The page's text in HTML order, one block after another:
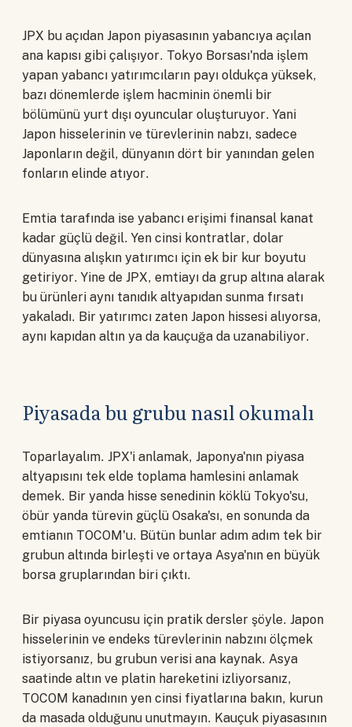
JPX bu açıdan Japon piyasasının yabancıya açılan
ana kapısı gibi çalışıyor. Tokyo Borsası'nda işlem
yapan yabancı yatırımcıların payı oldukça yüksek,
bazı dönemlerde işlem hacminin önemli bir
bölümünü yurt dışı oyuncular oluşturuyor. Yani
Japon hisselerinin ve türevlerinin nabzı, sadece
Japonların değil, dünyanın dört bir yanından gelen
fonların elinde atıyor.
Emtia tarafında ise yabancı erişimi finansal kanat
kadar güçlü değil. Yen cinsi kontratlar, dolar
dünyasına alışkın yatırımcı için ek bir kur boyutu
getiriyor. Yine de JPX, emtiayı da grup altına alarak
bu ürünleri aynı tanıdık altyapıdan sunma fırsatı
yakaladı. Bir yatırımcı zaten Japon hissesi alıyorsa,
aynı kapıdan altın ya da kauçuğa da uzanabiliyor.
Piyasada bu grubu nasıl okumalı
Toparlayalım. JPX'i anlamak, Japonya'nın piyasa
altyapısını tek elde toplama hamlesini anlamak
demek. Bir yanda hisse senedinin köklü Tokyo'su,
öbür yanda türevin güçlü Osaka'sı, en sonunda da
emtianın TOCOM'u. Bütün bunlar adım adım tek bir
grubun altında birleşti ve ortaya Asya'nın en büyük
borsa gruplarından biri çıktı.
Bir piyasa oyuncusu için pratik dersler şöyle. Japon
hisselerinin ve endeks türevlerinin nabzını ölçmek
istiyorsanız, bu grubun verisi ana kaynak. Asya
saatinde altın ve platin hareketini izliyorsanız,
TOCOM kanadının yen cinsi fiyatlarına bakın, kurun
da masada olduğunu unutmayın. Kauçuk piyasasının